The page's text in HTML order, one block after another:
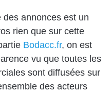
annonces est un
rien que sur cette
Bodacc.fr, on est
vu que toutes les
sont diffusées sur
des acteurs